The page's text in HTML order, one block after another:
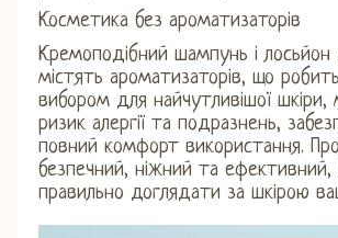
Косметика без ароматизаторів
Кремоподібний шампунь і
містять ароматизаторів, що
вибором для найчутливішої шкіри,
ризик алергії та подразнень,
повний комфорт використання.
безпечний, ніжний та
правильно доглядати за шкірою